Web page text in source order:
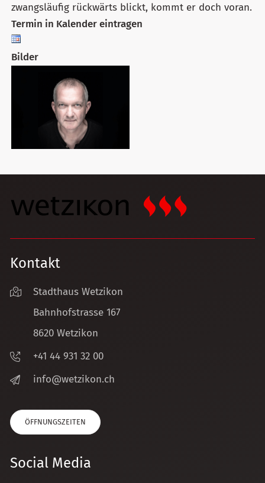
zwangsläufig rückwärts blickt, kommt er doch voran.
Termin in Kalender eintragen
Bilder
Kontakt
Stadthaus Wetzikon
Bahnhofstrasse 167
8620 Wetzikon
+41 44 931 32 00
nf
w tz k n ch
ÖFFNUNGSZEITEN
Social Media